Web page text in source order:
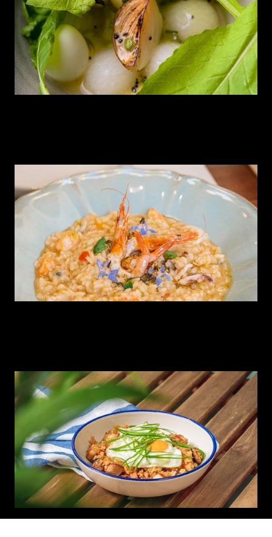
Episódio 6
Gruta, uma brigada feminista.
Episódio 1
Um almoço no Goela.
INSTAGRAM
CONTACTOS
TERMOS LEGAIS
2026VOLTAR AO TOPO